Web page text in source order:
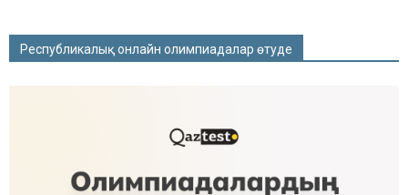
Республикалық онлайн олимпиадалар өтуде